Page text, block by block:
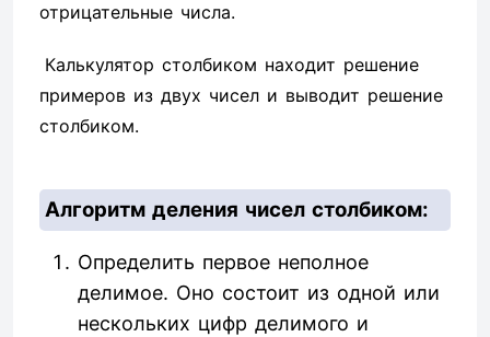
отрицательные числа.
Калькулятор столбиком находит решение
примеров из двух чисел и выводит решение
столбиком.
Алгоритм деления чисел столбиком:
Определить первое неполное
делимое. Оно состоит из одной или
нескольких цифр делимого и